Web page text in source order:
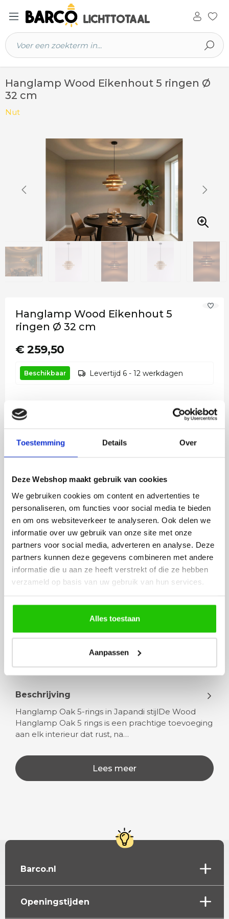
Toestemming Details Over
Deze Webshop maakt gebruik van cookies
We gebruiken cookies om content en advertenties te
personaliseren, om functies voor social media te bieden
en om ons websiteverkeer te analyseren. Ook delen we
informatie over uw gebruik van onze site met onze
partners voor social media, adverteren en analyse. Deze
partners kunnen deze gegevens combineren met andere
informatie die u aan ze heeft verstrekt of die ze hebben
verzameld op basis van uw gebruik van hun services.
Alles toestaan
Aanpassen
hoofdinhoud
Hanglamp Wood Eikenhout 5 ringen Ø
32 cm
Nut
Hanglamp Wood Eikenhout 5
ringen Ø 32 cm
€ 259,50
Beschikbaar Levertijd 6 - 12 werkdagen
LED lamp 4 watt E27 goud
€ 12,50 per stuk
LED lamp 6 watt E27 amber 3-
standen 260 lumen 6,4 cm
€ 27,50 per stuk
− + In het winkelmandje
Ook in onze winkel in Emmen te bezichtigen
Voor 14:00 besteld, vandaag verstuurd!
Beschrijving
Hanglamp Oak 5-rings in Japandi stijlDe Wood
Hanglamp Oak 5 rings is een prachtige toevoeging
aan elk interieur dat rust, na…
Lees meer
Barco.nl
Openingstijden